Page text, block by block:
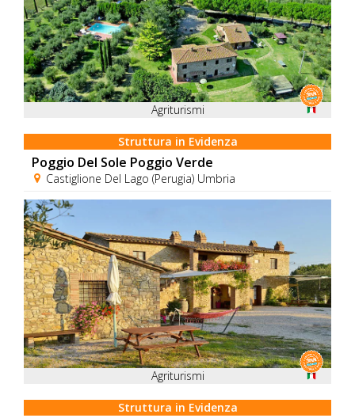
Agriturismi
Struttura in Evidenza
Poggio Del Sole Poggio Verde
Castiglione Del Lago (Perugia) Umbria
Agriturismi
Struttura in Evidenza